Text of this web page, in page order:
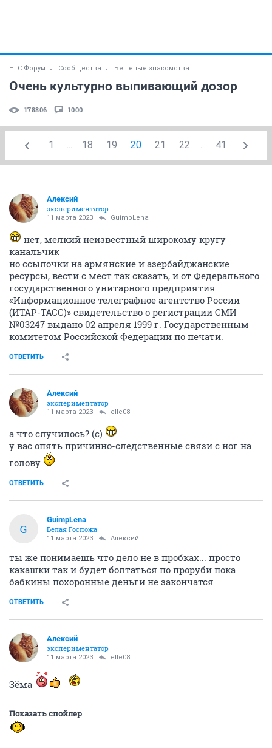
НГС.Форум Сообщества Бешеные знакомства
Очень культурно выпивающий дозор
178806 1000
1 ... 18 19 20 21 22 ... 41
Алексий
экспериментатор
11 марта 2023 GuimpLena
нет, мелкий неизвестный широкому кругу
канальчик
но ссылочки на армянские и азербайджанские
ресурсы, вести с мест так сказать, и от Федерального
государственного унитарного предприятия
«Информационное телеграфное агентство России
(ИТАР-ТАСС)» свидетельство о регистрации СМИ
№03247 выдано 02 апреля 1999 г. Государственным
комитетом Российской Федерации по печати.
ОТВЕТИТЬ
Алексий
экспериментатор
11 марта 2023 elle08
а что случилось? (с)
у вас опять причинно-следственные связи с ног на
голову
ОТВЕТИТЬ
G
GuimpLena
Белая Госпожа
11 марта 2023 Алексий
ты же понимаешь что дело не в пробках... просто
какашки так и будет болтаться по проруби пока
бабкины похоронные деньги не закончатся
ОТВЕТИТЬ
Алексий
экспериментатор
11 марта 2023 elle08
Зёма
Показать спойлер